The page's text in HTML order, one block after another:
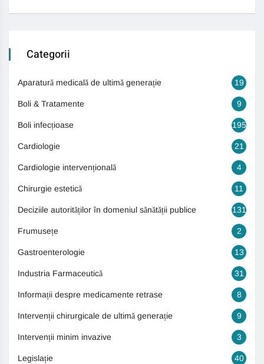
Categorii
Aparatură medicală de ultimă generație 19
Boli & Tratamente 9
Boli infecțioase 195
Cardiologie 21
Cardiologie intervențională 4
Chirurgie estetică 11
Deciziile autorităților în domeniul sănătății publice 131
Frumusețe 2
Gastroenterologie 13
Industria Farmaceutică 31
Informații despre medicamente retrase 8
Intervenții chirurgicale de ultimă generație 9
Intervenții minim invazive 3
Legislație 40